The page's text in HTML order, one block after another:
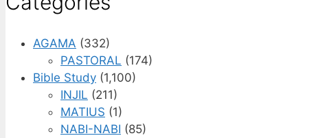
AGAMA (332)
PASTORAL (174)
Bible Study (1,100)
INJIL (211)
MATIUS (1)
NABI-NABI (85)